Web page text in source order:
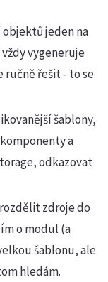
objektů jeden na
vygeneruje
ručně řešit - to se
šablony,
a
odkazovat
zdroje do
o modul (a
šablonu, ale
hledám.